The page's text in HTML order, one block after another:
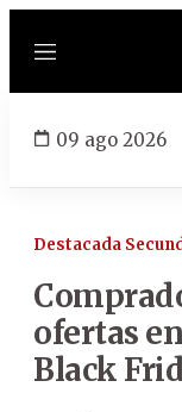
Menú
09 ago 2026
Destacada
ofertas
Black